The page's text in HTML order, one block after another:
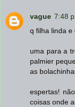
vague 7:48
q filha linda e
uma para a
palmier
as
espertas!
coisas onde